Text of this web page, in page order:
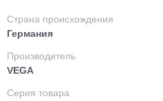
Страна происхождения
Германия
Производитель
VEGA
Серия товара